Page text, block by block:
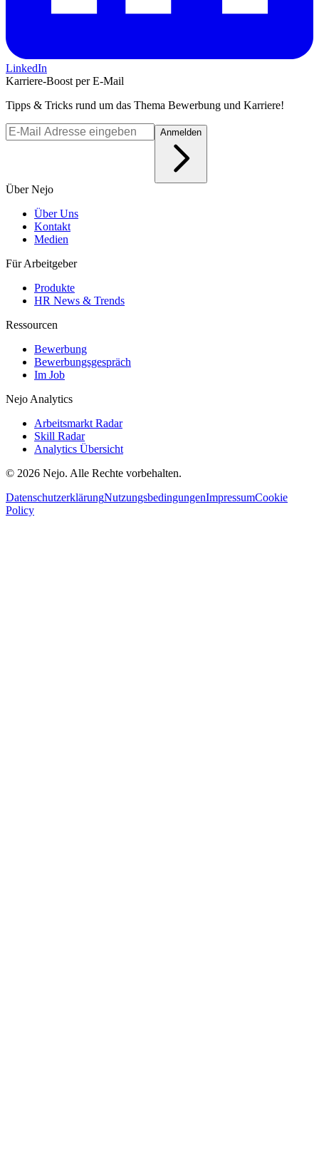
LinkedIn
Karriere-Boost per E-Mail
Tipps & Tricks rund um das Thema Bewerbung und Karriere!
Anmelden
Über Nejo
Über Uns
Kontakt
Medien
Für Arbeitgeber
Produkte
HR News & Trends
Ressourcen
Bewerbung
Bewerbungsgespräch
Im Job
Nejo Analytics
Arbeitsmarkt Radar
Skill Radar
Analytics Übersicht
© 2026 Nejo. Alle Rechte vorbehalten.
DatenschutzerklärungNutzungsbedingungenImpressumCookie
Policy